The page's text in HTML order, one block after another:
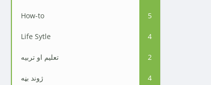
How-to 5
Life Sytle 4
تعلیم او تربیه 2
ژوند بڼه 4